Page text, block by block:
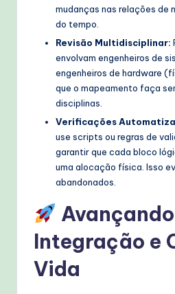
mudanças nas relações de
do tempo.
Revisão Multidisciplinar:
envolvam engenheiros de
engenheiros de hardware
que o mapeamento faça
disciplinas.
Verificações
use scripts ou regras de
garantir que cada bloco
uma alocação física. Isso
abandonados.
Integração e
Vida